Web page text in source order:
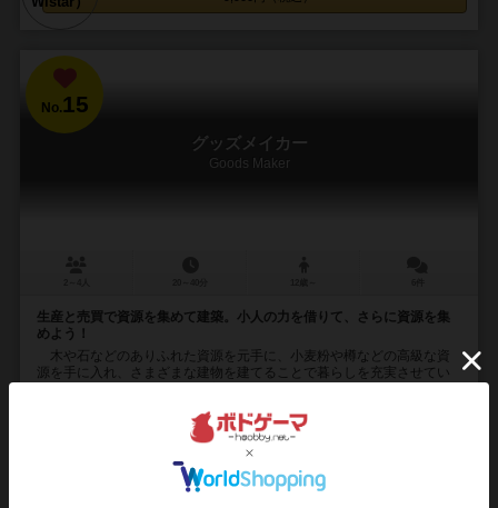
No.15
グッズメイカー
Goods Maker
生産と売買で資源を集めて建築。小人の力を借りて、さらに資源を集
めよう！
木や石などのありふれた資源を元手に、小麦粉や樽などの高級な資
源を手に入れ、さまざまな建物を建てることで暮らしを充実させてい
125
経験あり
22